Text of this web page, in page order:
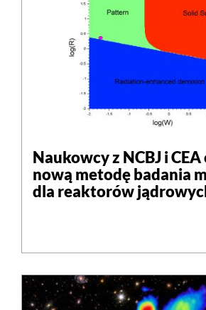
Naukowcy z NCBJ i
nową metodę badania
dla reaktorów